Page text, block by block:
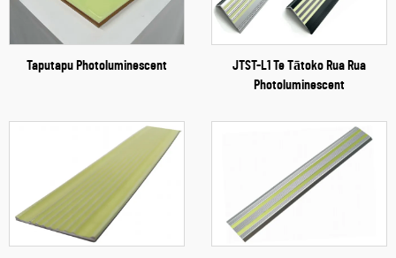
Taputapu Photoluminescent
JTST-L1 Te Tātoko Rua Rua
Photoluminescent